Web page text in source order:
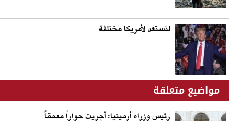
لنستعد لأمريكا مختلفة
مواضيع متعلقة
رئيس وزراء أرمينيا: أجريت حواراً معمقاً